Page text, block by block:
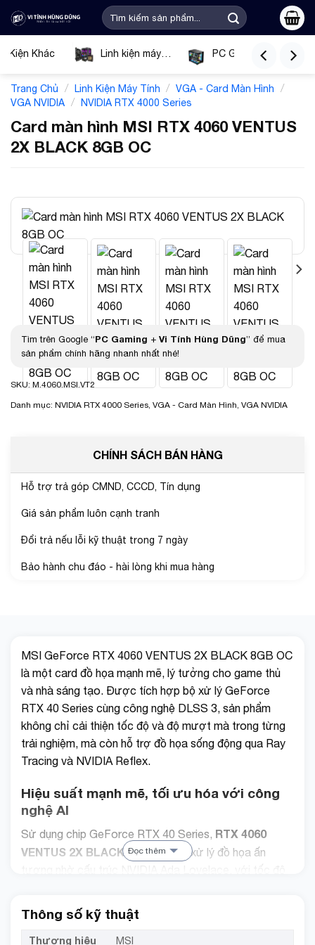
qua
dung
Tìm
kiếm:
Linh kiện máy
PC Gaming
Kiện Khác
Trang Chủ / Linh Kiện Máy Tính / VGA - Card Màn Hình /
VGA NVIDIA / NVIDIA RTX 4000 Series
Card màn hình MSI RTX 4060 VENTUS
2X BLACK 8GB OC
Tìm trên Google “PC Gaming + Vi Tính Hùng Dũng” để mua
sản phẩm chính hãng nhanh nhất nhé!
SKU: M.4060.MSI.VT2
Danh mục: NVIDIA RTX 4000 Series, VGA - Card Màn Hình, VGA NVIDIA
CHÍNH SÁCH BÁN HÀNG
Hỗ trợ trả góp CMND, CCCD, Tín dụng
Giá sản phẩm luôn cạnh tranh
Đổi trả nếu lỗi kỹ thuật trong 7 ngày
Bảo hành chu đáo - hài lòng khi mua hàng
MSI GeForce RTX 4060 VENTUS 2X BLACK 8GB OC
là một card đồ họa mạnh mẽ, lý tưởng cho game thủ
và nhà sáng tạo. Được tích hợp bộ xử lý GeForce
RTX 40 Series cùng công nghệ DLSS 3, sản phẩm
không chỉ cải thiện tốc độ và độ mượt mà trong từng
trải nghiệm, mà còn hỗ trợ đồ họa sống động qua Ray
Tracing và NVIDIA Reflex.
Hiệu suất mạnh mẽ, tối ưu hóa với công
nghệ AI
Sử dụng chip GeForce RTX 40 Series, RTX 4060
VENTUS 2X BLACK có khả năng xử lý đồ họa ấn
giải 4K và thậm chí là 8K cùng công nghệ Variable
Refresh Rate, sản phẩm mang đến trải nghiệm hình ảnh
cực kỳ sắc nét và sống động.
Đọc thêm
Thông số kỹ thuật
Thương hiệu
MSI